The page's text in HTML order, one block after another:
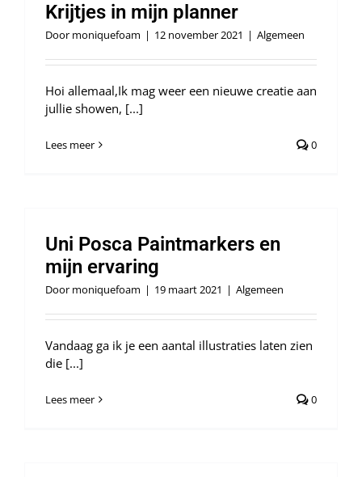
Krijtjes in mijn planner
Door moniquefoam | 12 november 2021 | Algemeen
Hoi allemaal,Ik mag weer een nieuwe creatie aan
jullie showen, [...]
Lees meer 0
Uni Posca Paintmarkers en
mijn ervaring
Door moniquefoam | 19 maart 2021 | Algemeen
Vandaag ga ik je een aantal illustraties laten zien
die [...]
Lees meer 0